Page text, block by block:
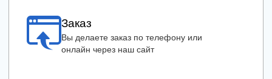
Заказ
Вы делаете заказ по телефону или
онлайн через наш сайт